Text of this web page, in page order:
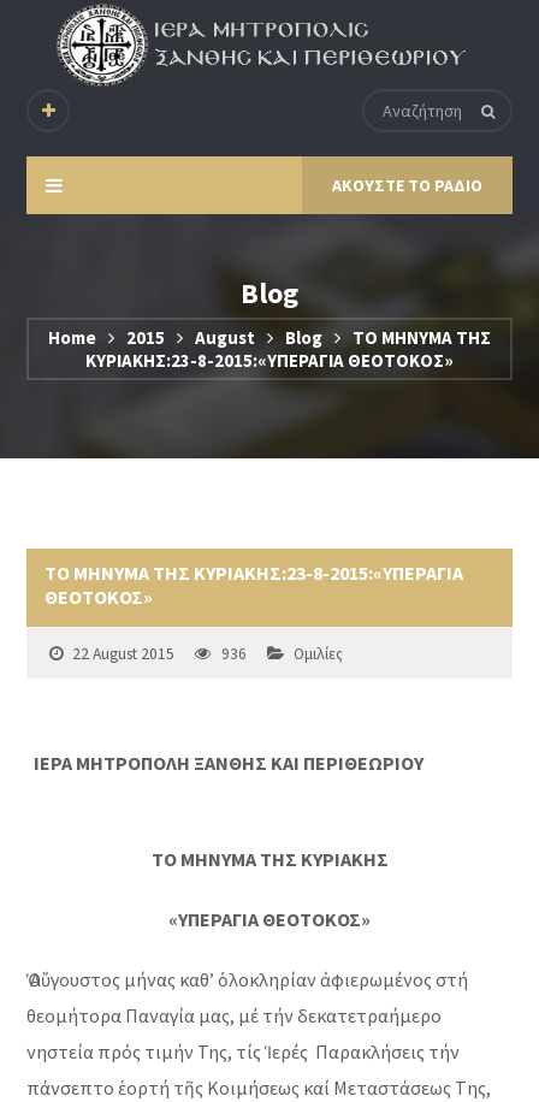
ΑΚΟΥΣΤΕ ΤΟ ΡΑΔΙΟ
Blog
Home 2015 August Blog
ΤΟ ΜΗΝΥΜΑ ΤΗΣ
ΚΥΡΙΑΚΗΣ:23-8-2015:«ΥΠΕΡΑΓΙΑ ΘΕΟΤΟΚΟΣ»
ΤΟ ΜΗΝΥΜΑ ΤΗΣ ΚΥΡΙΑΚΗΣ:23-8-2015:«ΥΠΕΡΑΓΙΑ
ΘΕΟΤΟΚΟΣ»
22 August 2015 936 Ομιλίες
ΙΕΡΑ ΜΗΤΡΟΠΟΛΗ ΞΑΝΘΗΣ ΚΑΙ ΠΕΡΙΘΕΩΡΙΟΥ
ΤΟ ΜΗΝΥΜΑ ΤΗΣ ΚΥΡΙΑΚΗΣ
«ΥΠΕΡΑΓΙΑ ΘΕΟΤΟΚΟΣ»
Ὁ Αὔγουστος μήνας καθ’ ὁλοκληρίαν ἀφιερωμένος στή
θεομήτορα Παναγία μας, μέ τήν δεκατετραήμερο
νηστεία πρός τιμήν Της, τίς Ἱερές Παρακλήσεις τήν
πάνσεπτο ἑορτή τῆς Κοιμήσεως καί Μεταστάσεως Tης,